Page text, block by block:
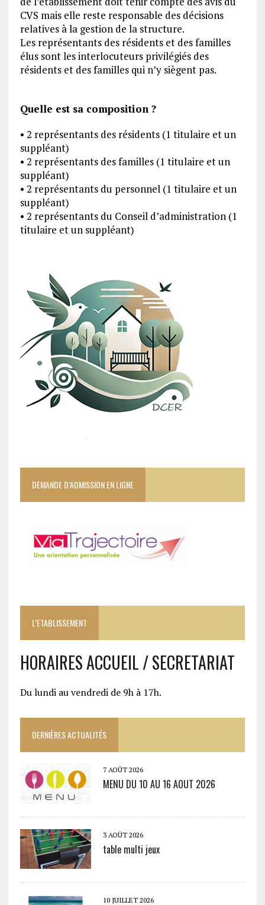
CVS mais elle reste responsable des décisions
relatives à la gestion de la structure.
Les représentants des résidents et des familles
élus sont les interlocuteurs privilégiés des
résidents et des familles qui n’y siègent pas.
Quelle est sa composition ?
• 2 représentants des résidents (1 titulaire et un
suppléant)
• 2 représentants des familles (1 titulaire et un
suppléant)
• 2 représentants du personnel (1 titulaire et un
suppléant)
• 2 représentants du Conseil d’administration (1
titulaire et un suppléant)
DEMANDE D’ADMISSION EN LIGNE
L’ETABLISSEMENT
HORAIRES ACCUEIL / SECRETARIAT
Du lundi au vendredi de 9h à 17h.
DERNIÈRES ACTUALITÉS
7 AOÛT 2026
MENU DU 10 AU 16 AOUT 2026
3 AOÛT 2026
table multi jeux
10 JUILLET 2026